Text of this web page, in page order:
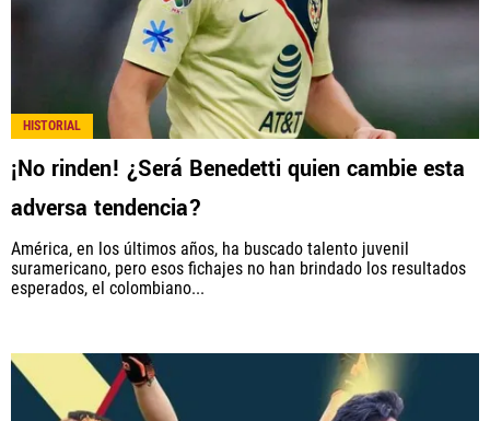
HISTORIAL
¡No rinden! ¿Será Benedetti quien cambie esta
adversa tendencia?
América, en los últimos años, ha buscado talento juvenil
suramericano, pero esos fichajes no han brindado los resultados
esperados, el colombiano...